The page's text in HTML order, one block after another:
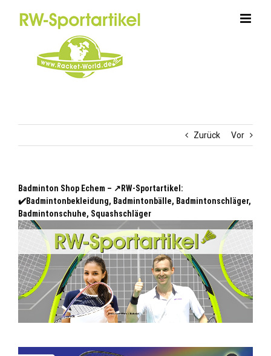
Zurück Vor
Badminton Shop Echem – ↗️RW-Sportartikel:
✔️Badmintonbekleidung, Badmintonbälle, Badmintonschläger,
Badmintonschuhe, Squashschläger